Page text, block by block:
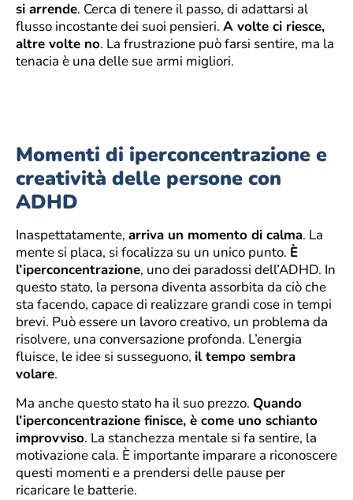
si arrende. Cerca di tenere il passo, di adattarsi al
flusso incostante dei suoi pensieri. A volte ci riesce,
altre volte no. La frustrazione può farsi sentire, ma la
tenacia è una delle sue armi migliori.
Momenti di iperconcentrazione e
creatività delle persone con
ADHD
Inaspettatamente, arriva un momento di calma. La
mente si placa, si focalizza su un unico punto. È
l’iperconcentrazione, uno dei paradossi dell’ADHD. In
questo stato, la persona diventa assorbita da ciò che
sta facendo, capace di realizzare grandi cose in tempi
brevi. Può essere un lavoro creativo, un problema da
risolvere, una conversazione profonda. L’energia
fluisce, le idee si susseguono, il tempo sembra
volare.
Ma anche questo stato ha il suo prezzo. Quando
l’iperconcentrazione finisce, è come uno schianto
improvviso. La stanchezza mentale si fa sentire, la
motivazione cala. È importante imparare a riconoscere
questi momenti e a prendersi delle pause per
ricaricare le batterie.